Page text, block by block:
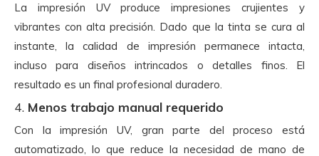
La impresión UV produce impresiones crujientes y
vibrantes con alta precisión. Dado que la tinta se cura al
instante, la calidad de impresión permanece intacta,
incluso para diseños intrincados o detalles finos. El
resultado es un final profesional duradero.
4. Menos trabajo manual requerido
Con la impresión UV, gran parte del proceso está
automatizado, lo que reduce la necesidad de mano de